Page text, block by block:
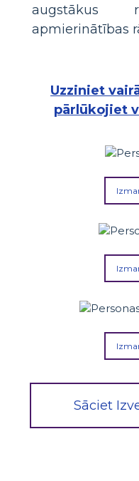
augstākus
apmierinātības
Uzziniet
pārlūkojiet
Sāciet